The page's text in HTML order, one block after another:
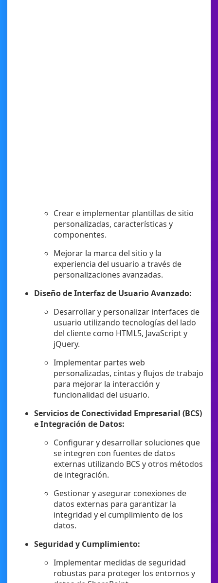
Crear e implementar plantillas de sitio
personalizadas, características y
componentes.
Mejorar la marca del sitio y la
experiencia del usuario a través de
personalizaciones avanzadas.
Diseño de Interfaz de Usuario Avanzado:
Desarrollar y personalizar interfaces de
usuario utilizando tecnologías del lado
del cliente como HTML5, JavaScript y
jQuery.
Implementar partes web
personalizadas, cintas y flujos de trabajo
para mejorar la interacción y
funcionalidad del usuario.
Servicios de Conectividad Empresarial (BCS)
e Integración de Datos:
Configurar y desarrollar soluciones que
se integren con fuentes de datos
externas utilizando BCS y otros métodos
de integración.
Gestionar y asegurar conexiones de
datos externas para garantizar la
integridad y el cumplimiento de los
datos.
Seguridad y Cumplimiento:
Implementar medidas de seguridad
robustas para proteger los entornos y